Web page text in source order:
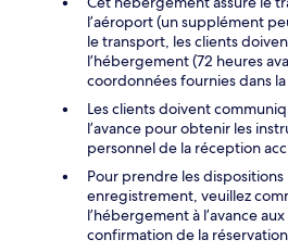
l’aéroport (un supplément
le transport, les clients
l’hébergement (72 heures
coordonnées fournies dans
Les clients doivent
l’avance pour obtenir les
personnel de la réception
Pour prendre les dispositions
enregistrement, veuillez
l’hébergement à l’avance
confirmation de la